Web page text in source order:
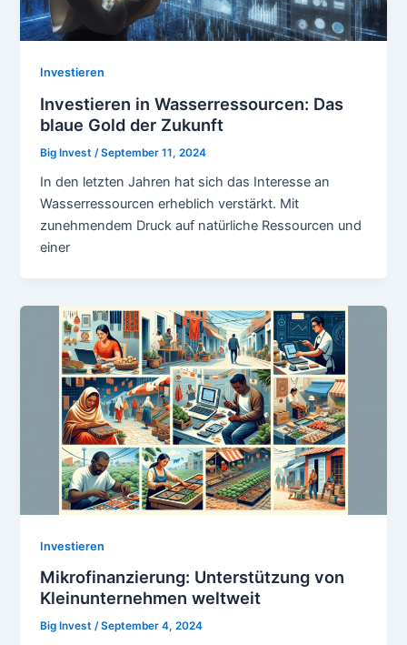
Investieren
Investieren in Wasserressourcen: Das
blaue Gold der Zukunft
Big Invest /September 11, 2024
In den letzten Jahren hat sich das Interesse an
Wasserressourcen erheblich verstärkt. Mit
zunehmendem Druck auf natürliche Ressourcen und
einer
Investieren
Mikrofinanzierung: Unterstützung von
Kleinunternehmen weltweit
Big Invest/September 4, 2024